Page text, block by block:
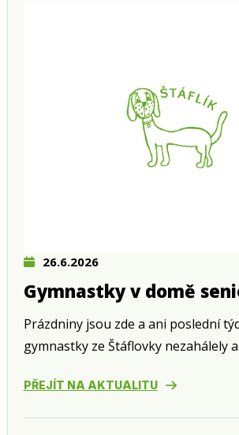
26.6.2026
Gymnastky v domě
Prázdniny jsou zde a ani poslední
gymnastky ze Štáflovky nezahálely
v Husově ulici.
PŘEJÍT NA AKTUALITU